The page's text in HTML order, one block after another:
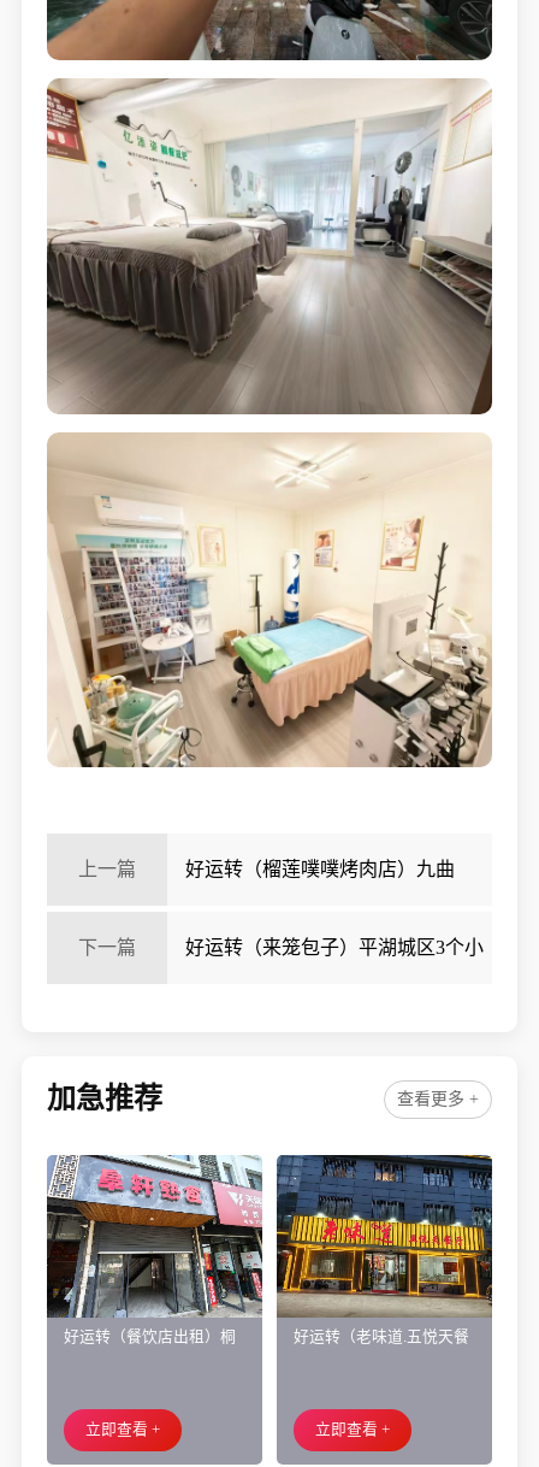
上一篇 好运转（榴莲噗噗烤肉店）九曲
路‘辰溪里’纯一层175㎡烤肉店转让
下一篇 好运转（来笼包子）平湖城区3个小
加急推荐 查看更多 +
好运转（餐饮店出租）桐
面旺铺出租
立即查看 +
好运转（老味道.五悦天餐
让、主要房租低
立即查看 +